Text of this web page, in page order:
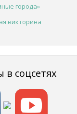
города»
викторина
в соцсетях